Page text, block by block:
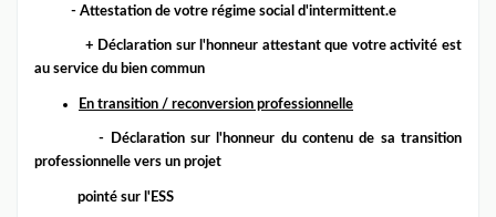
- Attestation de votre régime social d'intermittent.e
+ Déclaration sur l'honneur attestant que votre activité est
au service du bien commun
En transition / reconversion professionnelle
- Déclaration sur l'honneur du contenu de sa transition
professionnelle vers un projet
pointé sur l'ESS